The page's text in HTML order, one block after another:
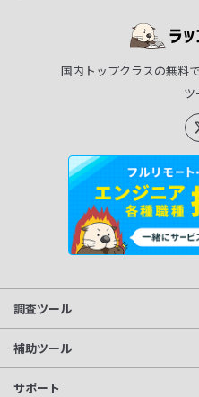
国内トップクラスの無料
ツ
調査ツール
サイト分析
獲得キーワード調査
補助ツール
文字数カウント
サポート